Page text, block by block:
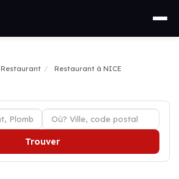
Restaurant
Restaurant à NICE
Trouver